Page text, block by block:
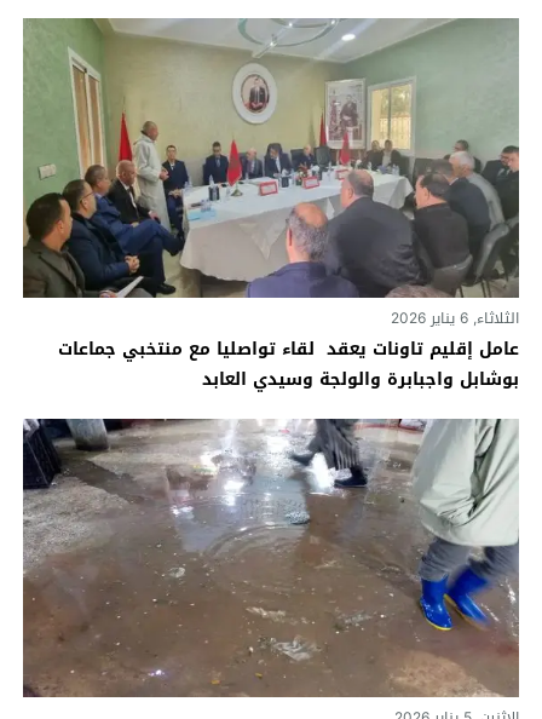
الثلاثاء, 6 يناير 2026
عامل إقليم تاونات يعقد لقاء تواصليا مع منتخبي جماعات
بوشابل واجبابرة والولجة وسيدي العابد